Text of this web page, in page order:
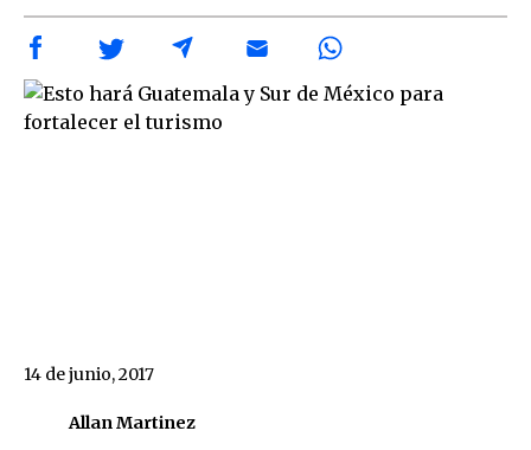
Allan Martinez
14 de junio, 2017